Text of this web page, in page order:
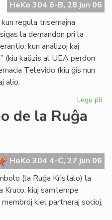
HeKo 304 6-B, 28 jun 06
regula trisemajna
la demandon pri la
kun analizoj kaj
(kiu kaŭzis al UEA perdon
Televido (kiu ĝis nun
alio.
Legu pli
de la Ruĝa
HeKo 304 4-C, 27 jun 06
(la Ruĝa Kristalo) la
Kruco, kiuj samtempe
kiel partneraj socioj,